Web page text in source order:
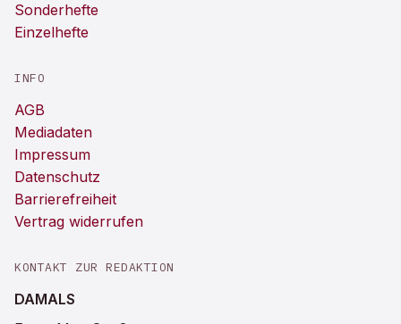
Sonderhefte
Einzelhefte
INFO
AGB
Mediadaten
Impressum
Datenschutz
Barrierefreiheit
Vertrag widerrufen
KONTAKT ZUR REDAKTION
DAMALS